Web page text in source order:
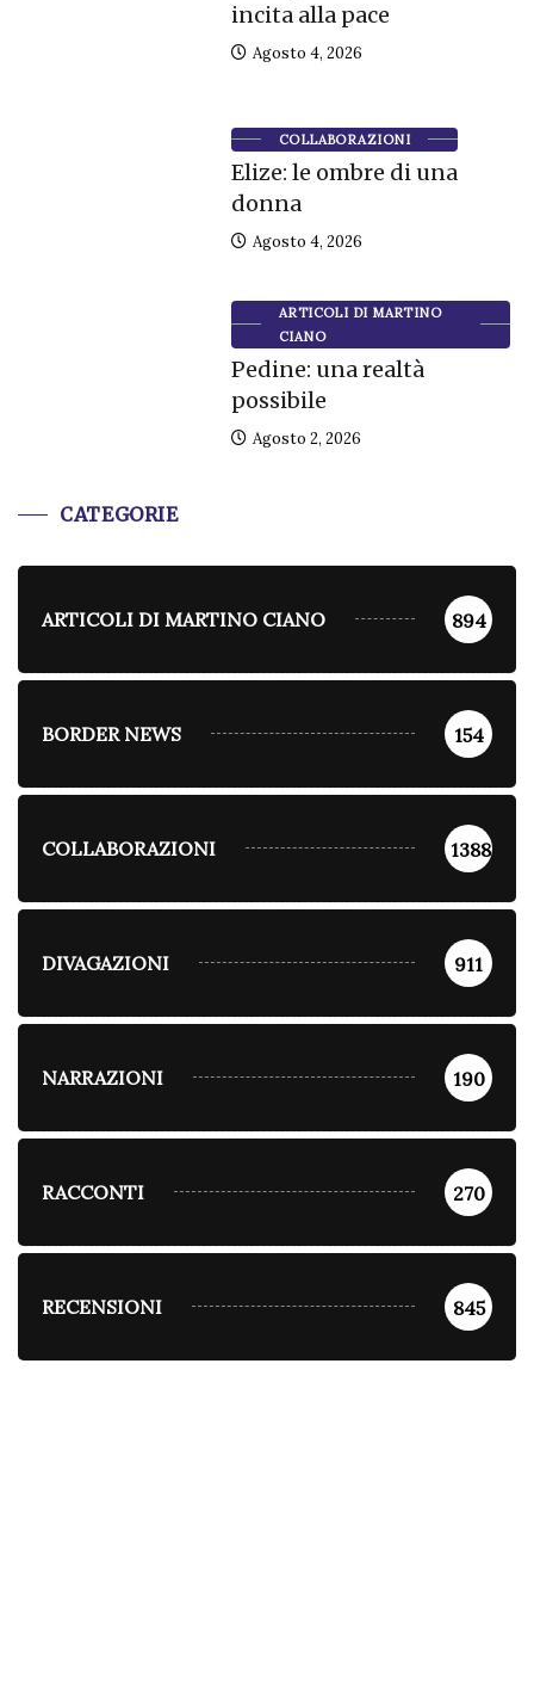
incita alla pace
Agosto 4, 2026
COLLABORAZIONI
Elize: le ombre di una
donna
Agosto 4, 2026
ARTICOLI DI MARTINO
CIANO
Pedine: una realtà
possibile
Agosto 2, 2026
CATEGORIE
ARTICOLI DI MARTINO CIANO 894
BORDER NEWS 154
COLLABORAZIONI 1388
DIVAGAZIONI 911
NARRAZIONI 190
RACCONTI 270
RECENSIONI 845